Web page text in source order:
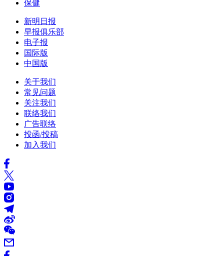
保健
新明日报
早报俱乐部
电子报
国际版
中国版
关于我们
常见问题
关注我们
联络我们
广告联络
投函/投稿
加入我们